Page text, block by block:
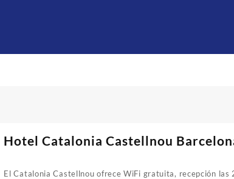
Hotel Catalonia Castellnou
El Catalonia Castellnou ofrece WiFi gratuita, recepción las